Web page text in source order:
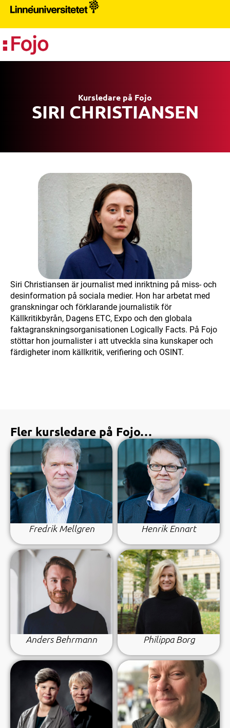
Kursledare på Fojo
SIRI CHRISTIANSEN
Siri Christiansen är journalist med inriktning på miss- och
desinformation på sociala medier. Hon har arbetat med
granskningar och förklarande journalistik för
Källkritikbyrån, Dagens ETC, Expo och den globala
faktagranskningsorganisationen Logically Facts. På Fojo
stöttar hon journalister i att utveckla sina kunskaper och
färdigheter inom källkritik, verifiering och OSINT.
Fler kursledare på Fojo…
Fredrik Mellgren Henrik Ennart
Anders Behrmann Philippa Borg